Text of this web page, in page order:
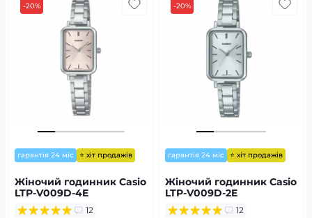
-20%
гарантія 24 міс ⭐ хіт продажів
Жіночий годинник Casio
LTP-V009D-4E
12
-20%
гарантія 24 міс ⭐ хіт продажів
Жіночий годинник Casio
LTP-V009D-2E
12